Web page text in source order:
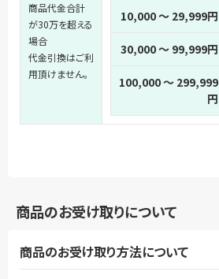
商品代金合計
が30万を超える
場合
代金引換はご利
用頂けません。
10,000 ～ 29,999円
30,000 ～ 99,999円
100,000 ～ 299,999
円
商品のお受け取りについて
商品のお受け取り方法について